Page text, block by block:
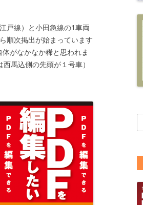
戸線）と小田急線の1車両
順次掲出が始まっています
がなかなか稀と思われま
馬込側の先頭が１号車）